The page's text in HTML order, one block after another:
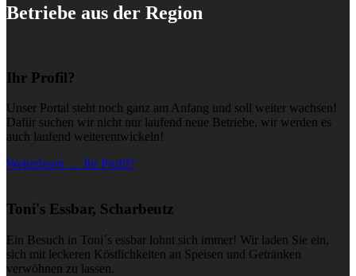
Betriebe aus der Region
Ihr Profil?
Unser Portal steht noch ganz am Anfang und soll weiter wachsen!
Dafür suchen wir nicht nur laufend neue Betriebe, wir werden es
auch laufend weiterentwickeln!
Weiterlesen … Ihr Profil?
Toni's Essbar, Scharbeutz
Ein Besuch in Toni´s essbar lohnt sich immer! Wir laden Sie ein,
sich mit leckeren Köstlichkeiten an Speisen und Getränken
verwöhnen zu lassen.